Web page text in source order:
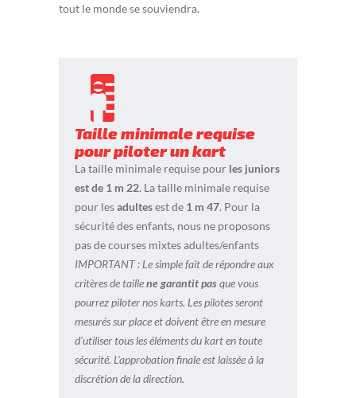
tout le monde se souviendra.
Taille minimale requise
pour piloter un kart
La taille minimale requise pour les juniors
est de 1 m 22. La taille minimale requise
pour lesadultesest de 1 m 47. Pour la
sécurité des enfants, nous ne proposons
pas de courses mixtes adultes/enfants
IMPORTANT : Le simple fait de répondre aux
critères de taillene garantitpas que vous
pourrez piloter nos karts. Les pilotes seront
mesurés sur place et doivent être en mesure
d’utiliser tous les éléments du kart en toute
sécurité. L’approbation finale est laissée à la
discrétion de la direction.